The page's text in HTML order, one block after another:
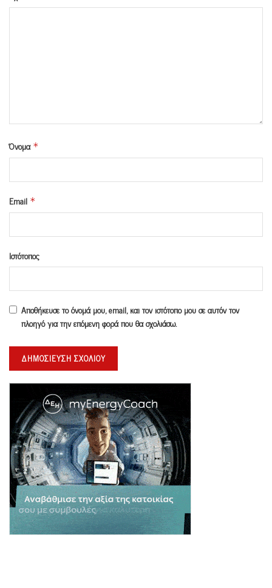
Όνομα *
Email *
Ιστότοπος
Αποθήκευσε το όνομά μου, email, και τον ιστότοπο μου σε αυτόν τον
πλοηγό για την επόμενη φορά που θα σχολιάσω.